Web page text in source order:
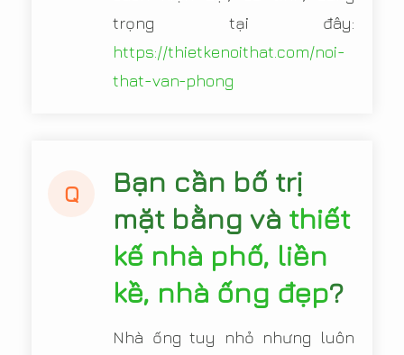
trọng tại đây:
https://thietkenoithat.com/noi-
that-van-phong
Q
Bạn cần bố trị
mặt bằng và thiết
kế nhà phố, liền
kề, nhà ống đẹp?
Nhà ống tuy nhỏ nhưng luôn